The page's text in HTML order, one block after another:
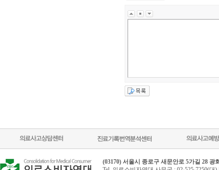
(03170) 서울시 종로구 새문안로 5가길 28 광